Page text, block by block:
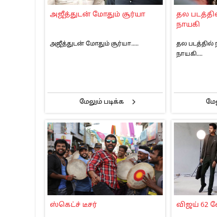
பாகிஸ்தானின் அணு ஆயுத
மத்திய ஆசிரியர் தகுதித் தேர்வு:
தமிழக சட்டப்பேரவையில் காலியிடங்கள்
அஜீத்துடன் மோதும் சூர்யா
அஜீத்துடன் மோதும் சூர்யா.....
மேலும் படிக்க
தல
நாயகி
தல படத்தில்
நாயகி....
ஸ்கெட்ச் டீசர் விஜய் 62